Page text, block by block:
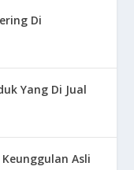
Di
Yang Di Jual
Asli